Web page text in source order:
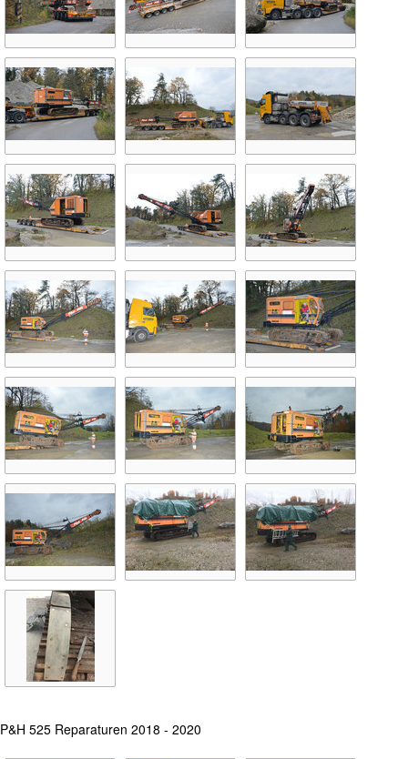
P&H 525 Reparaturen 2018 - 2020